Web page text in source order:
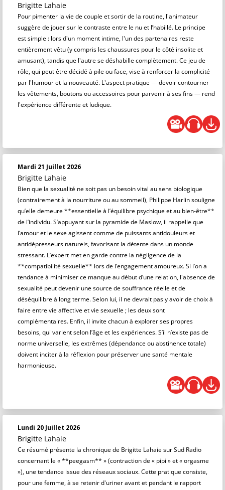
Brigitte Lahaie
Pour pimenter la vie de couple et sortir de la routine, l'animateur
suggère de jouer sur le contraste entre le nu et l’habillé. Le principe
est simple : lors d'un moment intime, l'un des partenaires reste
entièrement vêtu (y compris les chaussures pour le côté insolite et
amusant), tandis que l'autre se déshabille complètement. Ce jeu de
rôle, qui peut être décidé à pile ou face, vise à renforcer la complicité
par l'humour et la nouveauté. L'aspect pratique — devoir contourner
les vêtements, boutons ou accessoires pour parvenir à ses fins — rend
l'expérience différente et ludique.
Mardi 21 Juillet 2026
Brigitte Lahaie
Bien que la sexualité ne soit pas un besoin vital au sens biologique
(contrairement à la nourriture ou au sommeil), Philippe Harlin souligne
qu’elle demeure **essentielle à l’équilibre psychique et au bien-être**
de l’individu. S’appuyant sur la pyramide de Maslow, il rappelle que
l’amour et le sexe agissent comme de puissants antidouleurs et
antidépresseurs naturels, favorisant la détente dans un monde
stressant. L’expert met en garde contre la négligence de la
**compatibilité sexuelle** lors de l’engagement amoureux. Si l’on a
tendance à minimiser ce manque au début d’une relation, l'absence de
sexualité peut devenir une source de souffrance réelle et de
déséquilibre à long terme. Selon lui, il ne devrait pas y avoir de choix à
faire entre vie affective et vie sexuelle ; les deux sont
complémentaires. Enfin, il invite chacun à explorer ses propres
besoins, qui varient selon l’âge et les expériences. S’il n’existe pas de
norme universelle, les extrêmes (dépendance ou abstinence totale)
doivent inciter à la réflexion pour préserver une santé mentale
harmonieuse.
Lundi 20 Juillet 2026
Brigitte Lahaie
Ce résumé présente la chronique de Brigitte Lahaie sur Sud Radio
concernant le « **peegasm** » (contraction de « pipi » et « orgasme
»), une tendance issue des réseaux sociaux. Cette pratique consiste,
pour une femme, à se retenir d'uriner avant et pendant le rapport